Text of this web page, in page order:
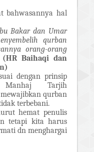
bahwasannya hal
Bakar dan Umar
qurban
orang-orang
(HR Baihaqi dan
dengan prinsip
Tarjih
qurban
terbebani.
hemat penulis
tetapi kita harus
dn menghargai